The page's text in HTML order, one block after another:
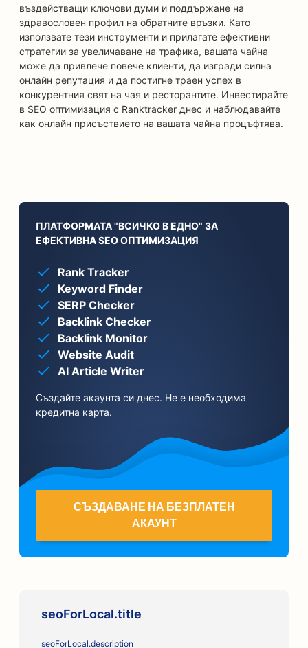
въздействащи ключови думи и поддържане на
здравословен профил на обратните връзки. Като
използвате тези инструменти и прилагате ефективни
стратегии за увеличаване на трафика, вашата чайна
може да привлече повече клиенти, да изгради силна
онлайн репутация и да постигне траен успех в
конкурентния свят на чая и ресторантите. Инвестирайте
в SEO оптимизация с Ranktracker днес и наблюдавайте
как онлайн присъствието на вашата чайна процъфтява.
ПЛАТФОРМАТА "ВСИЧКО В ЕДНО" ЗА
ЕФЕКТИВНА SEO ОПТИМИЗАЦИЯ
Rank Tracker
Keyword Finder
SERP Checker
Backlink Checker
Backlink Monitor
Website Audit
AI Article Writer
Създайте акаунта си днес. Не е необходима
кредитна карта.
СЪЗДАВАНЕ НА БЕЗПЛАТЕН
АКАУНТ
seoForLocal.title
seoForLocal.description